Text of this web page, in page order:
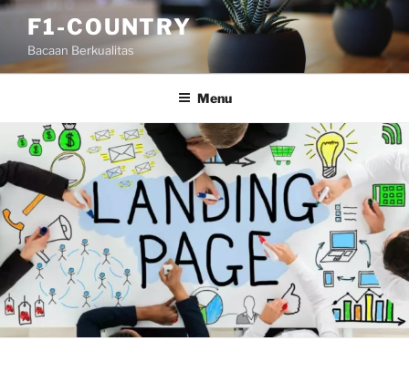
Skip
content
F1-COUNTRY
Bacaan Berkualitas
Menu